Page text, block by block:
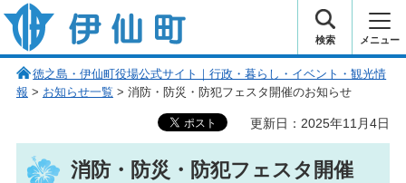
伊仙町 健康・長寿と子宝の町
検索 メニュー
徳之島・伊仙町役場公式サイト｜行政・暮らし・イベント・観光情
報 > お知らせ一覧 > 消防・防災・防犯フェスタ開催のお知らせ
更新日：2025年11月4日
消防・防災・防犯フェスタ開催